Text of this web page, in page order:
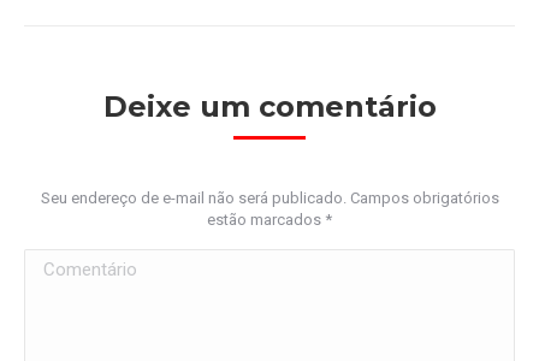
Deixe um comentário
Seu endereço de e-mail não será publicado. Campos obrigatórios
estão marcados *
Comentário